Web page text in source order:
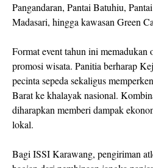
Pangandaran, Pantai Batuhiu,
Madasari, hingga kawasan Green
Format event tahun ini memadukan
promosi wisata. Panitia berharap
pecinta sepeda sekaligus
Barat ke khalayak nasional.
diharapkan memberi dampak
lokal.
Bagi ISSI Karawang, pengiriman